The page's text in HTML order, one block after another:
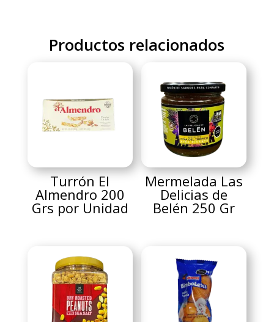
Productos relacionados
Turrón El
Almendro 200
Grs por Unidad
Mermelada Las
Delicias de
Belén 250 Gr